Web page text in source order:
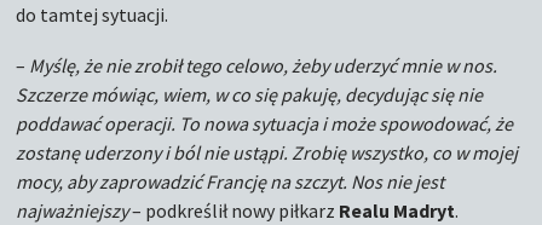
do tamtej sytuacji.
– Myślę, że nie zrobił tego celowo, żeby uderzyć mnie w nos.
Szczerze mówiąc, wiem, w co się pakuję, decydując się nie
poddawać operacji. To nowa sytuacja i może spowodować, że
zostanę uderzony i ból nie ustąpi. Zrobię wszystko, co w mojej
mocy, aby zaprowadzić Francję na szczyt. Nos nie jest
najważniejszy– podkreślił nowy piłkarz Realu Madryt.